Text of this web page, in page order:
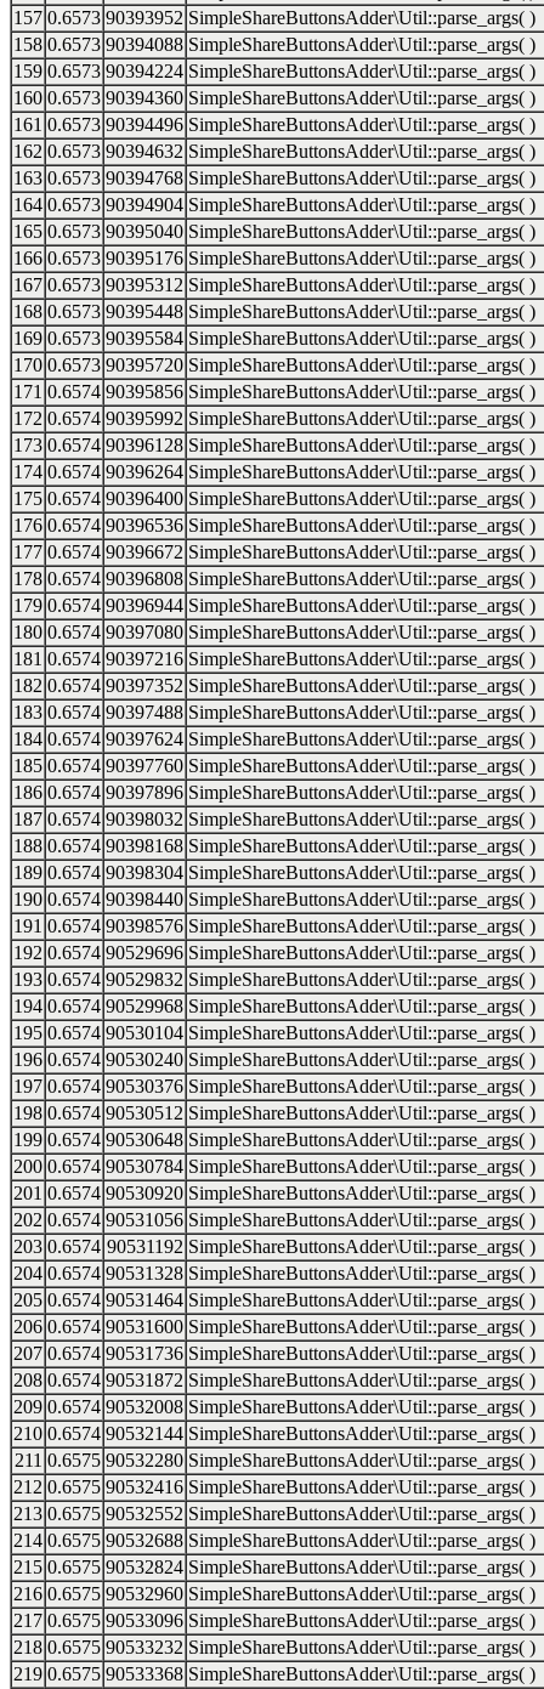
157 0.6573 90393952 SimpleShareButtonsAdder\Util::parse_args( )
158 0.6573 90394088 SimpleShareButtonsAdder\Util::parse_args( )
159 0.6573 90394224 SimpleShareButtonsAdder\Util::parse_args( )
160 0.6573 90394360 SimpleShareButtonsAdder\Util::parse_args( )
161 0.6573 90394496 SimpleShareButtonsAdder\Util::parse_args( )
162 0.6573 90394632 SimpleShareButtonsAdder\Util::parse_args( )
163 0.6573 90394768 SimpleShareButtonsAdder\Util::parse_args( )
164 0.6573 90394904 SimpleShareButtonsAdder\Util::parse_args( )
165 0.6573 90395040 SimpleShareButtonsAdder\Util::parse_args( )
166 0.6573 90395176 SimpleShareButtonsAdder\Util::parse_args( )
167 0.6573 90395312 SimpleShareButtonsAdder\Util::parse_args( )
168 0.6573 90395448 SimpleShareButtonsAdder\Util::parse_args( )
169 0.6573 90395584 SimpleShareButtonsAdder\Util::parse_args( )
170 0.6573 90395720 SimpleShareButtonsAdder\Util::parse_args( )
171 0.6574 90395856 SimpleShareButtonsAdder\Util::parse_args( )
172 0.6574 90395992 SimpleShareButtonsAdder\Util::parse_args( )
173 0.6574 90396128 SimpleShareButtonsAdder\Util::parse_args( )
174 0.6574 90396264 SimpleShareButtonsAdder\Util::parse_args( )
175 0.6574 90396400 SimpleShareButtonsAdder\Util::parse_args( )
176 0.6574 90396536 SimpleShareButtonsAdder\Util::parse_args( )
177 0.6574 90396672 SimpleShareButtonsAdder\Util::parse_args( )
178 0.6574 90396808 SimpleShareButtonsAdder\Util::parse_args( )
179 0.6574 90396944 SimpleShareButtonsAdder\Util::parse_args( )
180 0.6574 90397080 SimpleShareButtonsAdder\Util::parse_args( )
181 0.6574 90397216 SimpleShareButtonsAdder\Util::parse_args( )
182 0.6574 90397352 SimpleShareButtonsAdder\Util::parse_args( )
183 0.6574 90397488 SimpleShareButtonsAdder\Util::parse_args( )
184 0.6574 90397624 SimpleShareButtonsAdder\Util::parse_args( )
185 0.6574 90397760 SimpleShareButtonsAdder\Util::parse_args( )
186 0.6574 90397896 SimpleShareButtonsAdder\Util::parse_args( )
187 0.6574 90398032 SimpleShareButtonsAdder\Util::parse_args( )
188 0.6574 90398168 SimpleShareButtonsAdder\Util::parse_args( )
189 0.6574 90398304 SimpleShareButtonsAdder\Util::parse_args( )
190 0.6574 90398440 SimpleShareButtonsAdder\Util::parse_args( )
191 0.6574 90398576 SimpleShareButtonsAdder\Util::parse_args( )
192 0.6574 90529696 SimpleShareButtonsAdder\Util::parse_args( )
193 0.6574 90529832 SimpleShareButtonsAdder\Util::parse_args( )
194 0.6574 90529968 SimpleShareButtonsAdder\Util::parse_args( )
195 0.6574 90530104 SimpleShareButtonsAdder\Util::parse_args( )
196 0.6574 90530240 SimpleShareButtonsAdder\Util::parse_args( )
197 0.6574 90530376 SimpleShareButtonsAdder\Util::parse_args( )
198 0.6574 90530512 SimpleShareButtonsAdder\Util::parse_args( )
199 0.6574 90530648 SimpleShareButtonsAdder\Util::parse_args( )
200 0.6574 90530784 SimpleShareButtonsAdder\Util::parse_args( )
201 0.6574 90530920 SimpleShareButtonsAdder\Util::parse_args( )
202 0.6574 90531056 SimpleShareButtonsAdder\Util::parse_args( )
203 0.6574 90531192 SimpleShareButtonsAdder\Util::parse_args( )
204 0.6574 90531328 SimpleShareButtonsAdder\Util::parse_args( )
205 0.6574 90531464 SimpleShareButtonsAdder\Util::parse_args( )
206 0.6574 90531600 SimpleShareButtonsAdder\Util::parse_args( )
207 0.6574 90531736 SimpleShareButtonsAdder\Util::parse_args( )
208 0.6574 90531872 SimpleShareButtonsAdder\Util::parse_args( )
209 0.6574 90532008 SimpleShareButtonsAdder\Util::parse_args( )
210 0.6574 90532144 SimpleShareButtonsAdder\Util::parse_args( )
211 0.6575 90532280 SimpleShareButtonsAdder\Util::parse_args( )
212 0.6575 90532416 SimpleShareButtonsAdder\Util::parse_args( )
213 0.6575 90532552 SimpleShareButtonsAdder\Util::parse_args( )
214 0.6575 90532688 SimpleShareButtonsAdder\Util::parse_args( )
215 0.6575 90532824 SimpleShareButtonsAdder\Util::parse_args( )
216 0.6575 90532960 SimpleShareButtonsAdder\Util::parse_args( )
217 0.6575 90533096 SimpleShareButtonsAdder\Util::parse_args( )
218 0.6575 90533232 SimpleShareButtonsAdder\Util::parse_args( )
219 0.6575 90533368 SimpleShareButtonsAdder\Util::parse_args( )